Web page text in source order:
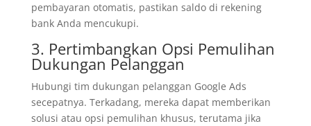
pembayaran otomatis, pastikan saldo di rekening
bank Anda mencukupi.
3. Pertimbangkan Opsi Pemulihan
Dukungan Pelanggan
Hubungi tim dukungan pelanggan Google Ads
secepatnya. Terkadang, mereka dapat memberikan
solusi atau opsi pemulihan khusus, terutama jika